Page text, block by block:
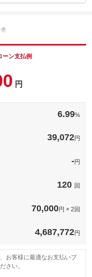
依頼（無料）
依頼（無料）
ーン支払例
円
6.99%
39,072円
-円
120 回
70,000円 × 2回
4,687,772円
お客様に最適なお支払いプ
さい。